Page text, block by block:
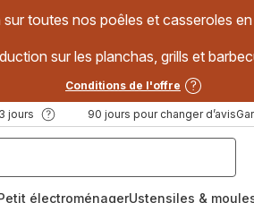
toutes nos poêles et casseroles
sur les planchas, grills et
Conditions de l'offre
jours 90 jours pour changer d’avis
électroménagerUstensiles &